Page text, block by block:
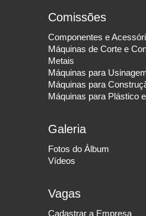
Comissões
Componentes e
Máquinas de Corte e
Metais
Máquinas para
Máquinas para
Máquinas para Plástico
Galeria
Fotos do Álbum
Vídeos
Vagas
Cadastrar a Empresa